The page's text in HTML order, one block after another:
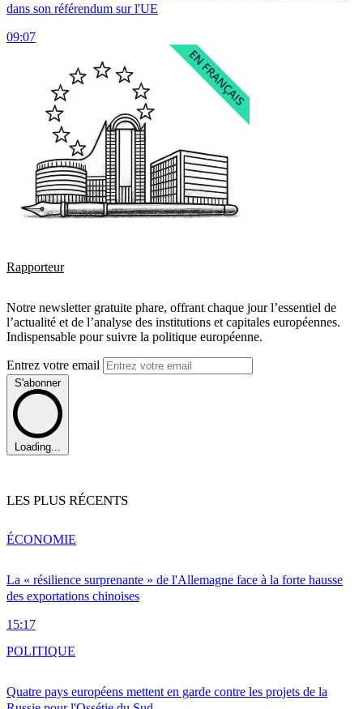
dans son référendum sur l'UE
09:07
Rapporteur
Notre newsletter gratuite phare, offrant chaque jour l’essentiel de
l’actualité et de l’analyse des institutions et capitales européennes.
Indispensable pour suivre la politique européenne.
Entrez votre email
S'abonner
Loading...
LES PLUS RÉCENTS
La « résilience surprenante » de l'Allemagne face à la forte hausse
des exportations chinoises
15:17
ÉCONOMIE
Quatre pays européens mettent en garde contre les projets de la
POLITIQUE